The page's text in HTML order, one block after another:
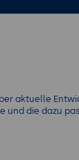
aktuelle
und die dazu